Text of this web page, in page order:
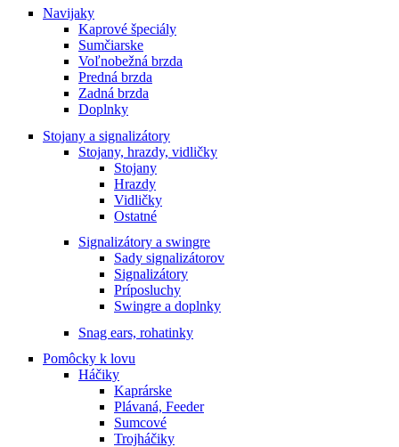
Navijaky
Kaprové špeciály
Sumčiarske
Voľnobežná brzda
Predná brzda
Zadná brzda
Doplnky
Stojany a signalizátory
Stojany, hrazdy, vidličky
Stojany
Hrazdy
Vidličky
Ostatné
Signalizátory a swingre
Sady signalizátorov
Signalizátory
Príposluchy
Swingre a doplnky
Snag ears, rohatinky
Pomôcky k lovu
Háčiky
Kaprárske
Plávaná, Feeder
Sumcové
Trojháčiky